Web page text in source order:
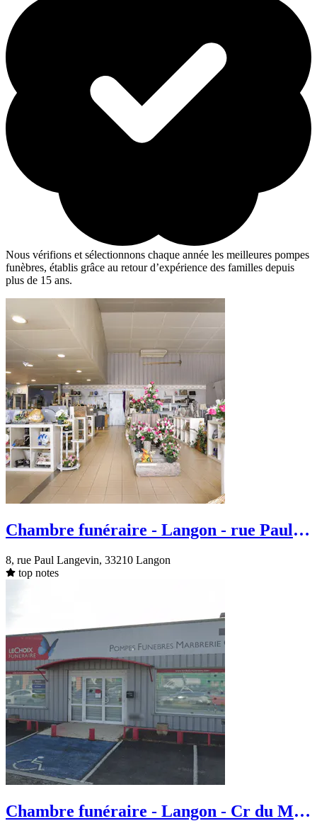
Nous vérifions et sélectionnons chaque année les meilleures pompes
funèbres, établis grâce au retour d’expérience des familles depuis
plus de 15 ans.
Chambre funéraire - Langon - rue Paul
8, rue Paul Langevin, 33210 Langon
top notes
Chambre funéraire - Langon - Cr du Mal